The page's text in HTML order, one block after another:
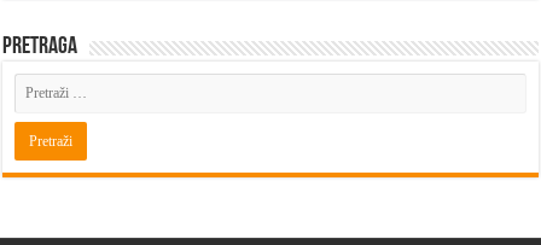
Pretraga